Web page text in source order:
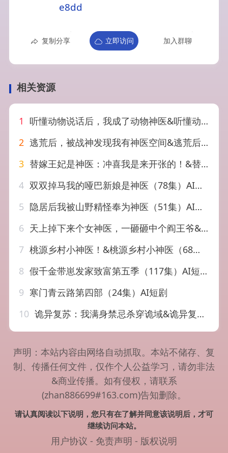
e8dd
复制分享 立即访问 加入群聊
相关资源
1 听懂动物说话后，我成了动物神医&听懂动物说话后我成了动物神医（47集）AI短剧
2 逃荒后，被战神发现我有神医空间&逃荒后被战神发现我有神医空间（81集）AI短剧
3 替嫁王妃是神医：冲喜我是来开张的！&替嫁王妃是神医冲喜我是来开张的（30集）AI短剧
4 双双掉马我的哑巴新娘是神医（78集）AI短剧
5 隐居后我被山野精怪奉为神医（51集）AI短剧（2026）
6 天上掉下来个女神医，一砸砸中个阎王爷&天上掉下来个女神医一砸砸中个阎王爷（42集）AI短剧
7 桃源乡村小神医！&桃源乡村小神医（68集）AI短剧
8 假千金带崽发家致富第五季（117集）AI短剧
9 寒门青云路第四部（24集）AI短剧
10 诡异复苏：我满身禁忌杀穿诡域&诡异复苏我满身禁忌杀穿诡域（48集）AI短剧
声明：本站内容由网络自动抓取。本站不储存、复
制、传播任何文件，仅作个人公益学习，请勿非法
&商业传播。如有侵权，请联系
(zhan886699#163.com)告知删除。
请认真阅读以下说明，您只有在了解并同意该说明后，才可
继续访问本站。
用户协议 - 免责声明 - 版权说明